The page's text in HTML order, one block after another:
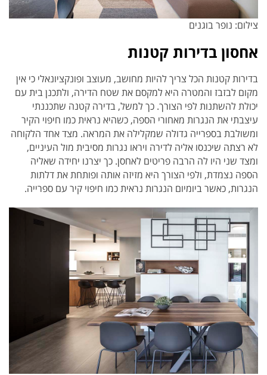
צילום: נופר בוגנים
אחסון בדירות קטנות
בדירות קטנות הכל צריך להיות מחושב, מעוצב ופונקציונאלי כי אין
מקום לבזבז והמטרה היא למקסם את שטח הדירה, ולתכנן בית עם
יכולת להשתנות לפי הצורך. כך למשל, בדירה קטנה שתכננתי
עיצבתי את הנגרות מאחורי הספה, כשהיא נראית כמו חיפוי הקיר
ומשולבת בספרייה גדולה שמקלילה את המראה. מצד אחד הלקוחה
לא רצתה שיכנסו אליה לדירה ויראו נגרות מסיבית מול העיניים,
ומצד שני היו לה הרבה פריטים לאחסן. כך יצרנו יחידה שאליה
הספה נצמדת, ולפי הצורך היא מזיזה אותה ופותחת את דלתות
הנגרות, כאשר ביומיום הנגרות נראית כמו חיפוי קיר עם ספרייה.